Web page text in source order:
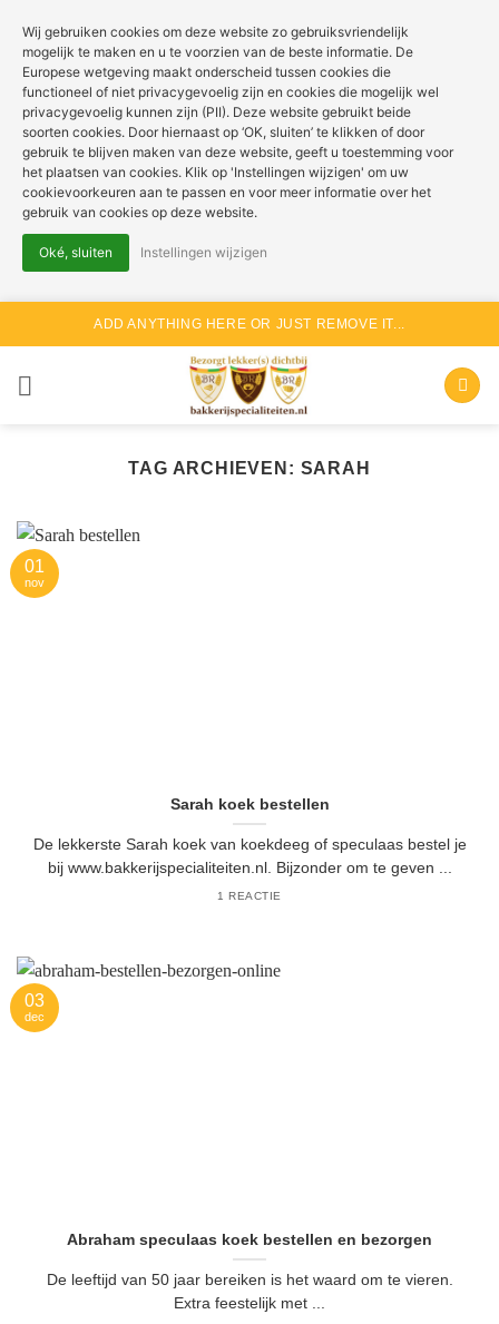
naar
ADD ANYTHING HERE OR JUST REMOVE IT...
TAG ARCHIEVEN: SARAH
Sarah koek bestellen
De lekkerste Sarah koek van koekdeeg of speculaas bestel je
bij www.bakkerijspecialiteiten.nl. Bijzonder om te geven ...
1 REACTIE
01
nov
Abraham speculaas koek bestellen en bezorgen
De leeftijd van 50 jaar bereiken is het waard om te vieren.
Extra feestelijk met ...
03
dec
Wij gebruiken cookies om deze website zo gebruiksvriendelijk
mogelijk te maken en u te voorzien van de beste informatie. De
Europese wetgeving maakt onderscheid tussen cookies die
functioneel of niet privacygevoelig zijn en cookies die mogelijk wel
privacygevoelig kunnen zijn (PII). Deze website gebruikt beide
soorten cookies. Door hiernaast op ‘OK, sluiten’ te klikken of door
gebruik te blijven maken van deze website, geeft u toestemming voor
het plaatsen van cookies. Klik op 'Instellingen wijzigen' om uw
cookievoorkeuren aan te passen en voor meer informatie over het
gebruik van cookies op deze website.
Oké, sluiten Instellingen wijzigen